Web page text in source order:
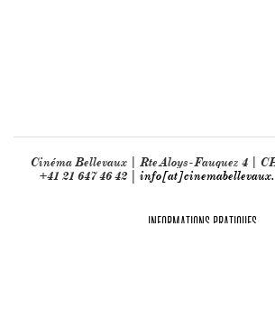
Cinéma Bellevaux | Rte Aloys-Fauquez 4 |
+41 21 647 46 42 |
INFORMATIONS PRATIQUES